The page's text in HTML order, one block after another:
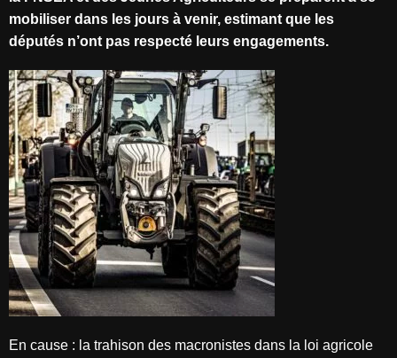
mobiliser dans les jours à venir, estimant que les
députés n’ont pas respecté leurs engagements.
En cause : la trahison des macronistes dans la loi agricole